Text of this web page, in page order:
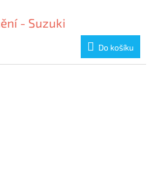
- Suzuki
Do košíku